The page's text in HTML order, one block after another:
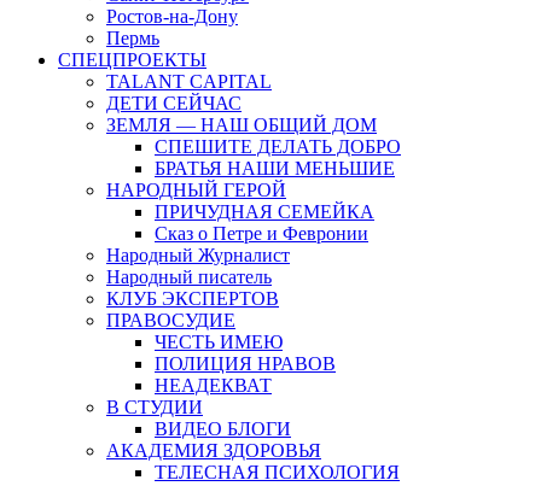
Ростов-на-Дону
Пермь
СПЕЦПРОЕКТЫ
TALANT CAPITAL
ДЕТИ СЕЙЧАС
ЗЕМЛЯ — НАШ ОБЩИЙ ДОМ
СПЕШИТЕ ДЕЛАТЬ ДОБРО
БРАТЬЯ НАШИ МЕНЬШИЕ
НАРОДНЫЙ ГЕРОЙ
ПРИЧУДНАЯ СЕМЕЙКА
Сказ о Петре и Февронии
Народный Журналист
Народный писатель
КЛУБ ЭКСПЕРТОВ
ПРАВОСУДИЕ
ЧЕСТЬ ИМЕЮ
ПОЛИЦИЯ НРАВОВ
НЕАДЕКВАТ
В СТУДИИ
ВИДЕО БЛОГИ
АКАДЕМИЯ ЗДОРОВЬЯ
ТЕЛЕСНАЯ ПСИХОЛОГИЯ